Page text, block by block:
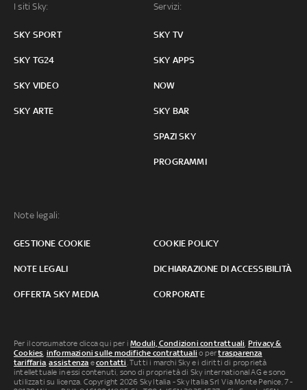
I siti Sky:
SKY SPORT
SKY TG24
SKY VIDEO
SKY ARTE
Servizi:
SKY TV
SKY APPS
NOW
SKY BAR
SPAZI SKY
PROGRAMMI
Note legali:
GESTIONE COOKIE COOKIE POLICY
NOTE LEGALI DICHIARAZIONE DI ACCESSIBILITÀ
OFFERTA SKY MEDIA CORPORATE
Per il consumatore clicca qui per iModuli, Condizioni contrattuali Privacy &
Cookies informazioni sulle modifiche contrattuali o pertrasparenza
tariffaria ,assistenza econtatti . Tutti i marchi Sky e i diritti di proprietà
intellettuale in essi contenuti, sono di proprietà di Sky international AG e sono
utilizzati su licenza. Copyright 2026 Sky Italia - Sky Italia Srl Via Monte Penice, 7 -